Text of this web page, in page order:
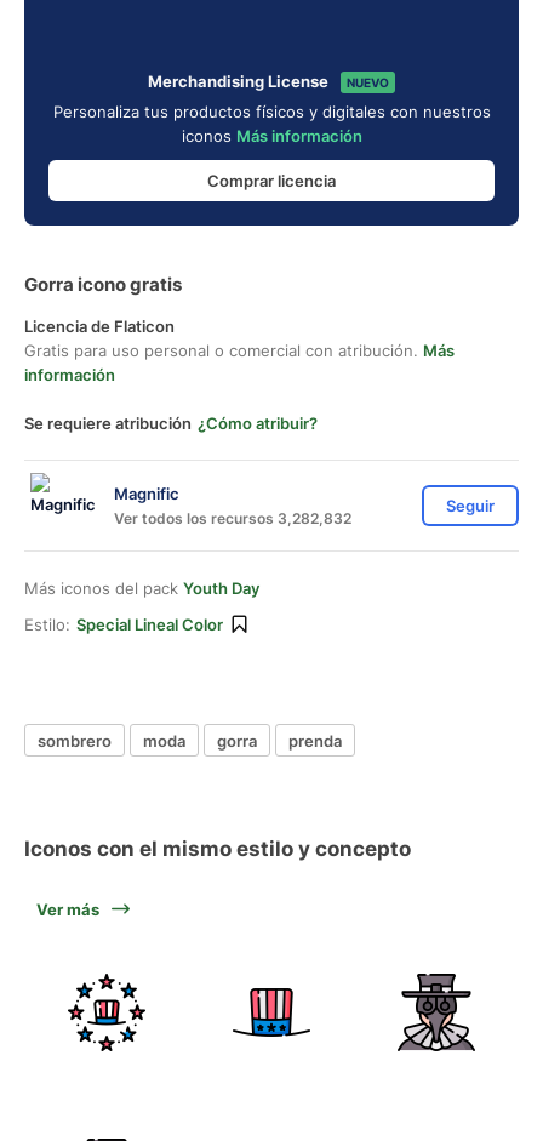
Merchandising License NUEVO
Personaliza tus productos físicos y digitales con nuestros
iconos Más información
Comprar licencia
Gorra icono gratis
Licencia de Flaticon
Gratis para uso personal o comercial con atribución. Más
información
Se requiere atribución ¿Cómo atribuir?
Magnific
Ver todos los recursos 3,282,832
Seguir
Más iconos del pack Youth Day
Estilo: Special Lineal Color
sombrero moda gorra prenda
Iconos con el mismo estilo y concepto
Ver más